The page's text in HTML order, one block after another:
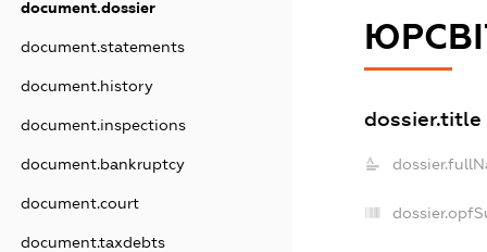
document.dossier
document.statements
document.history
document.inspections
document.bankruptcy
document.court
document.taxdebts
dossier.title